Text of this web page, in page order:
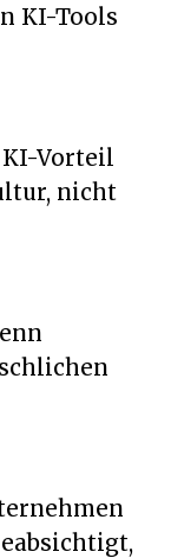
KI-Tools
KI-Vorteil
nicht